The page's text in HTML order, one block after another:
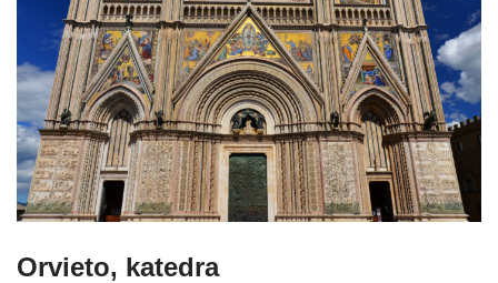
Orvieto, katedra